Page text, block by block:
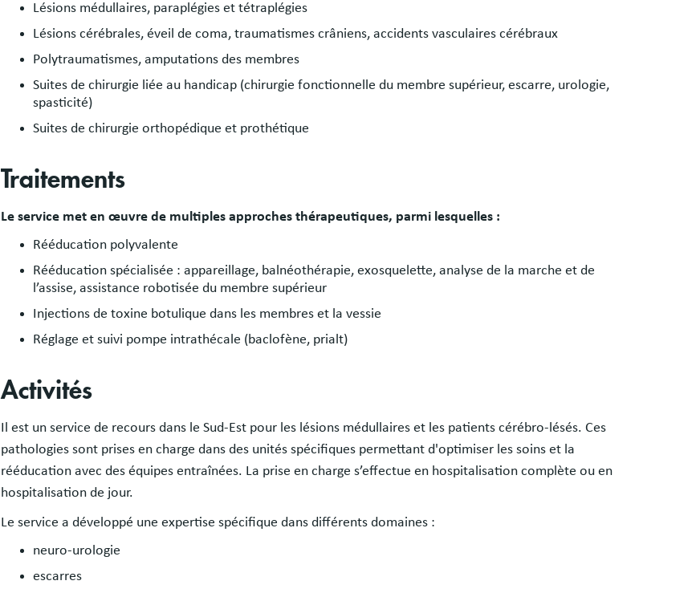
Lésions médullaires, paraplégies et tétraplégies
Lésions cérébrales, éveil de coma, traumatismes crâniens, accidents vasculaires cérébraux
Polytraumatismes, amputations des membres
Suites de chirurgie liée au handicap (chirurgie fonctionnelle du membre supérieur, escarre, urologie,
spasticité)
Suites de chirurgie orthopédique et prothétique
Traitements
Le service met en œuvre de multiples approches thérapeutiques, parmi lesquelles :
Rééducation polyvalente
Rééducation spécialisée : appareillage, balnéothérapie, exosquelette, analyse de la marche et de
l’assise, assistance robotisée du membre supérieur
Injections de toxine botulique dans les membres et la vessie
Réglage et suivi pompe intrathécale (baclofène, prialt)
Activités
Il est un service de recours dans le Sud-Est pour les lésions médullaires et les patients cérébro-lésés. Ces
pathologies sont prises en charge dans des unités spécifiques permettant d'optimiser les soins et la
rééducation avec des équipes entraînées. La prise en charge s’effectue en hospitalisation complète ou en
hospitalisation de jour.
Le service a développé une expertise spécifique dans différents domaines :
neuro-urologie
escarres